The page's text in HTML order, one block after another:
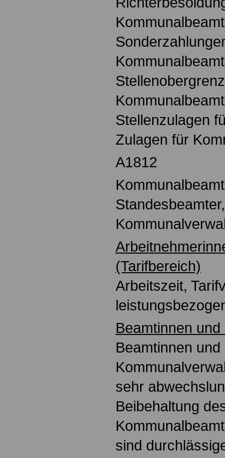
Stellenzulagen
Zulagen für
A1812
(Tarifbereich)
Arbeitszeit,
Beamtinnen
Beamtinnen
sehr
Beibehaltung
sind